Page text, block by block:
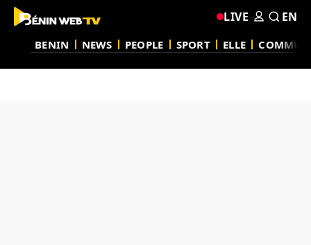
BENIN NEWS PEOPLE SPORT ELLE
LIVE EN